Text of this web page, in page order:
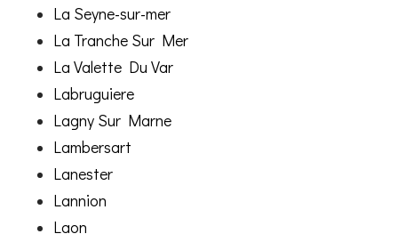
La Seyne-sur-mer
La Tranche Sur Mer
La Valette Du Var
Labruguiere
Lagny Sur Marne
Lambersart
Lanester
Lannion
Laon